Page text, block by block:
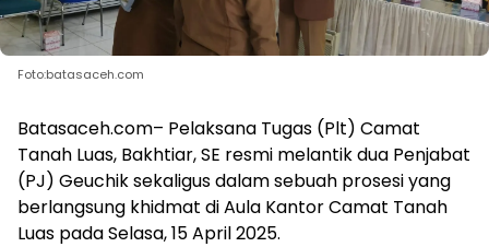
Foto:batasaceh.com
Batasaceh.com– Pelaksana Tugas (Plt) Camat
Tanah Luas, Bakhtiar, SE resmi melantik dua Penjabat
(PJ) Geuchik sekaligus dalam sebuah prosesi yang
berlangsung khidmat di Aula Kantor Camat Tanah
Luas pada Selasa, 15 April 2025.